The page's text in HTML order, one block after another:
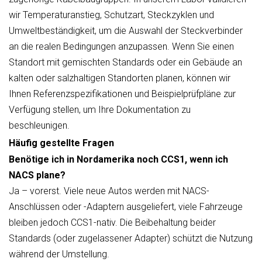
wir Temperaturanstieg, Schutzart, Steckzyklen und
Umweltbeständigkeit, um die Auswahl der Steckverbinder
an die realen Bedingungen anzupassen. Wenn Sie einen
Standort mit gemischten Standards oder ein Gebäude an
kalten oder salzhaltigen Standorten planen, können wir
Ihnen Referenzspezifikationen und Beispielprüfpläne zur
Verfügung stellen, um Ihre Dokumentation zu
beschleunigen.
Häufig gestellte Fragen
Benötige ich in Nordamerika noch CCS1, wenn ich
NACS plane?
Ja – vorerst. Viele neue Autos werden mit NACS-
Anschlüssen oder -Adaptern ausgeliefert, viele Fahrzeuge
bleiben jedoch CCS1-nativ. Die Beibehaltung beider
Standards (oder zugelassener Adapter) schützt die Nutzung
während der Umstellung.